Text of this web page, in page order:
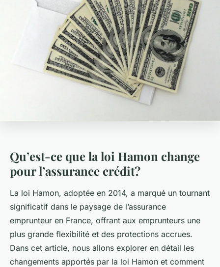
Qu’est-ce que la loi Hamon change
pour l’assurance crédit?
La loi Hamon, adoptée en 2014, a marqué un tournant
significatif dans le paysage de l’assurance
emprunteur en France, offrant aux emprunteurs une
plus grande flexibilité et des protections accrues.
Dans cet article, nous allons explorer en détail les
changements apportés par la loi Hamon et comment